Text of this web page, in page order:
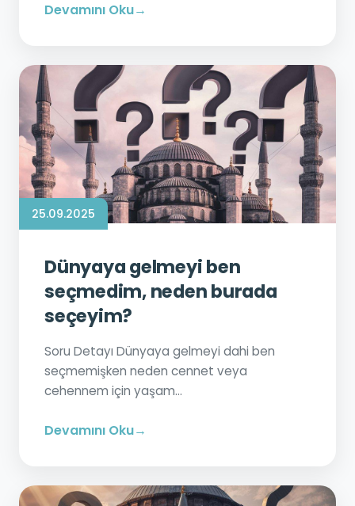
Devamını Oku
25.09.2025
Dünyaya gelmeyi ben
seçmedim, neden burada
seçeyim?
Soru Detayı Dünyaya gelmeyi dahi ben
seçmemişken neden cennet veya
cehennem için yaşam...
Devamını Oku